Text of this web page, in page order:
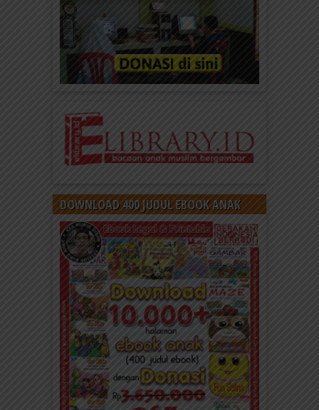
DOWNLOAD 400 JUDUL EBOOK ANAK